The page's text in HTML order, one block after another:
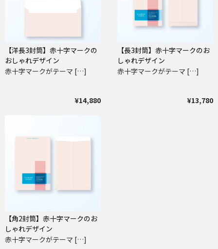
【洋長3封筒】赤十字マークの
おしゃれデザイン
赤十字マークがテーマ […]
¥14,880
【長3封筒】赤十字マークのお
しゃれデザイン
赤十字マークがテーマ […]
¥13,780
【角2封筒】赤十字マークのお
しゃれデザイン
赤十字マークがテーマ […]